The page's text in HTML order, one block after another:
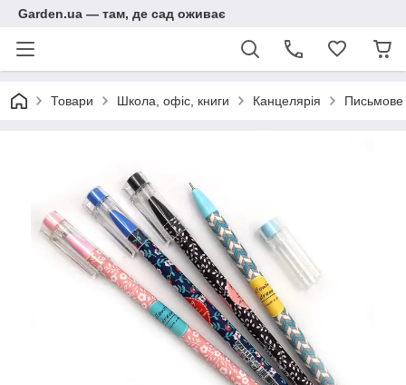
Garden.ua — там, де сад оживає
Товари Школа, офіс, книги Канцелярія